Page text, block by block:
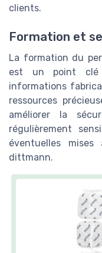
clients.
Formation et
La formation du
est un point clé
informations
ressources
améliorer la
régulièrement
éventuelles
dittmann.